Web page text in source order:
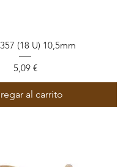
(18 U) 10,5mm
Precio
5,09 €
al carrito